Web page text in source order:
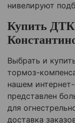
нивелируют
Купить ДТК
Выбрать и
тормоз-
нашем
представлен
для
доставка